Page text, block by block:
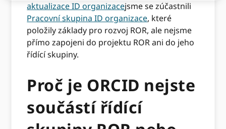
aktualizace ID organizacejsme se zúčastnili
Pracovní skupina ID organizace, které
položily základy pro rozvoj ROR, ale nejsme
přímo zapojeni do projektu ROR ani do jeho
řídící skupiny.
Proč je ORCID nejste
součástí řídící